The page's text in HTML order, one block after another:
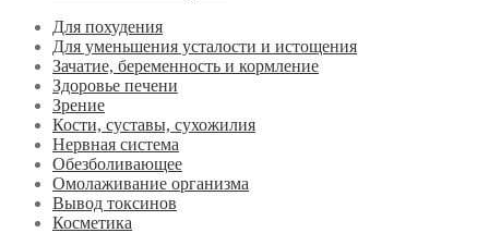
Для похудения
Для уменьшения усталости и истощения
Зачатие, беременность и кормление
Здоровье печени
Зрение
Кости, суставы, сухожилия
Нервная система
Обезболивающее
Омолаживание организма
Вывод токсинов
Косметика